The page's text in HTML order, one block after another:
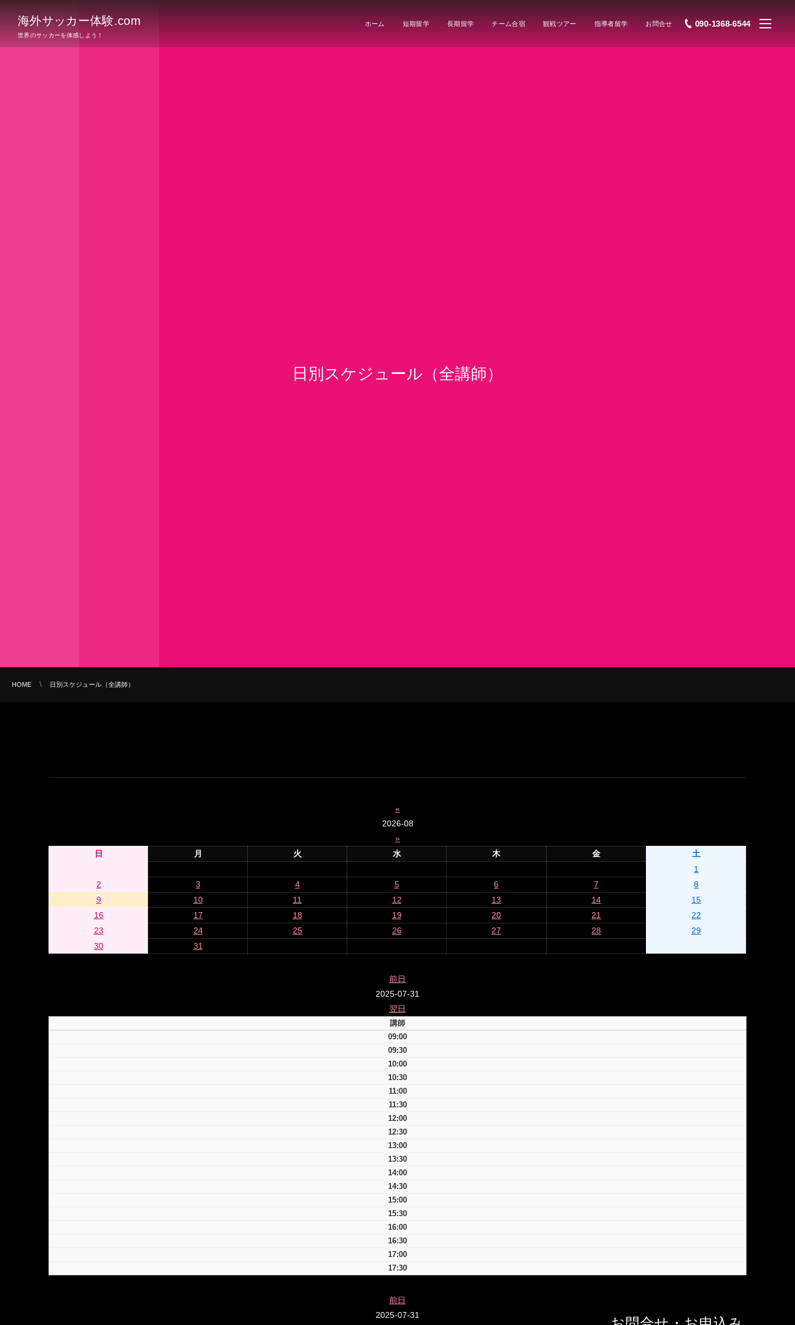
海外サッカー体験.com
世界のサッカーを体感しよう！
ホーム 短期留学 長期留学 チーム合宿 観戦ツアー 指導者留学 お問合せ 090-1368-6544
日別スケジュール（全講師）
HOME 日別スケジュール（全講師）
«
2026-08
»
日
月 火 水 木 金
土
1
2
3 4 5 6 7
8
9
10 11 12 13 14
15
16
17 18 19 20 21
22
23
24 25 26 27 28
29
30
31
前日
2025-07-31
翌日
講師
09:00
09:30
10:00
10:30
11:00
11:30
12:00
12:30
13:00
13:30
14:00
14:30
15:00
15:30
16:00
16:30
17:00
17:30
前日
2025-07-31